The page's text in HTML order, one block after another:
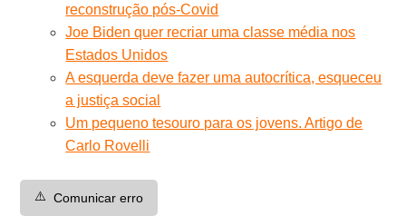
reconstrução pós-Covid
Joe Biden quer recriar uma classe média nos
Estados Unidos
A esquerda deve fazer uma autocrítica, esqueceu
a justiça social
Um pequeno tesouro para os jovens. Artigo de
Carlo Rovelli
⚠️ Comunicar erro